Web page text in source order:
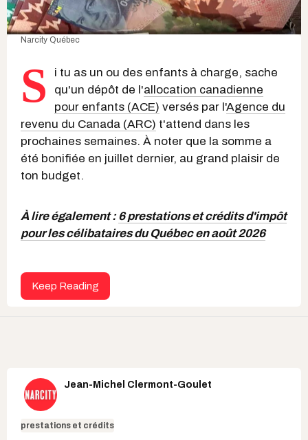
Narcity Québec
S
i tu as un ou des enfants à charge, sache
qu'un dépôt de l'allocation canadienne
pour enfants (ACE) versés par l'Agence du
revenu du Canada (ARC) t'attend dans les
prochaines semaines. À noter que la somme a
été bonifiée en juillet dernier, au grand plaisir de
ton budget.
À lire également :6 prestations et crédits d'impôt
pour les célibataires du Québec en août 2026
Keep Reading
Jean-Michel Clermont-Goulet
prestations et crédits